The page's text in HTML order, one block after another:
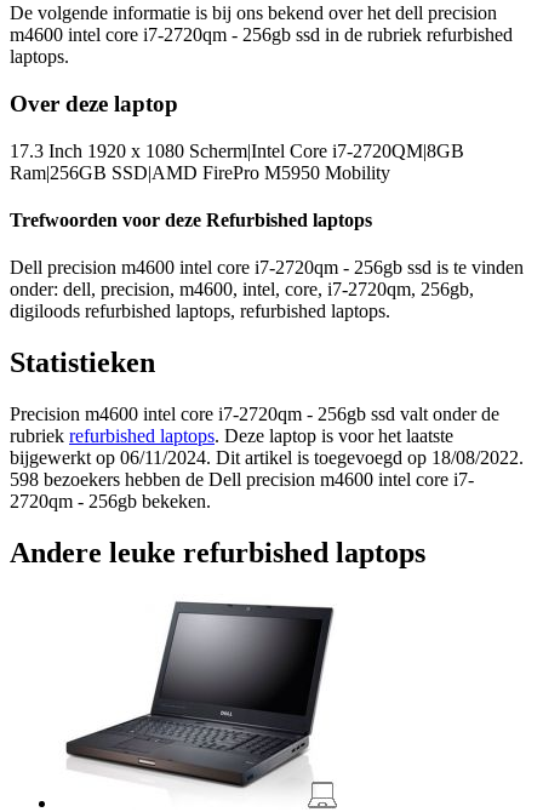
De volgende informatie is bij ons bekend over het dell precision
m4600 intel core i7-2720qm - 256gb ssd in de rubriek refurbished
laptops.
Over deze laptop
17.3 Inch 1920 x 1080 Scherm|Intel Core i7-2720QM|8GB
Ram|256GB SSD|AMD FirePro M5950 Mobility
Trefwoorden voor deze Refurbished laptops
Dell precision m4600 intel core i7-2720qm - 256gb ssd is te vinden
onder: dell, precision, m4600, intel, core, i7-2720qm, 256gb,
digiloods refurbished laptops, refurbished laptops.
Statistieken
Precision m4600 intel core i7-2720qm - 256gb ssd valt onder de
rubriek refurbished laptops. Deze laptop is voor het laatste
bijgewerkt op 06/11/2024. Dit artikel is toegevoegd op 18/08/2022.
598 bezoekers hebben de Dell precision m4600 intel core i7-
2720qm - 256gb bekeken.
Andere leuke refurbished laptops